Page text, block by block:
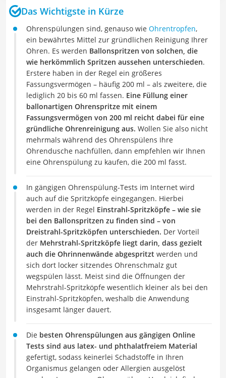
Das Wichtigste in Kürze
Ohrenspülungen sind, genauso wie Ohrentropfen,
ein bewährtes Mittel zur gründlichen Reinigung Ihrer
Ohren. Es werden Ballonspritzen von solchen, die
wie herkömmlich Spritzen aussehen unterschieden.
Erstere haben in der Regel ein größeres
Fassungsvermögen – häufig 200 ml – als zweitere, die
lediglich 20 bis 60 ml fassen. Eine Füllung einer
ballonartigen Ohrenspritze mit einem
Fassungsvermögen von 200 ml reicht dabei für eine
gründliche Ohrenreinigung aus. Wollen Sie also nicht
mehrmals während des Ohrenspülens Ihre
Ohrendusche nachfüllen, dann empfehlen wir Ihnen
eine Ohrenspülung zu kaufen, die 200 ml fasst.
In gängigen Ohrenspülung-Tests im Internet wird
auch auf die Spritzköpfe eingegangen. Hierbei
werden in der Regel Einstrahl-Spritzköpfe – wie sie
bei den Ballonspritzen zu finden sind – von
Dreistrahl-Spritzköpfen unterschieden. Der Vorteil
der Mehrstrahl-Spritzköpfe liegt darin, dass gezielt
auch die Ohrinnenwände abgespritzt werden und
sich dort locker sitzendes Ohrenschmalz gut
wegspülen lässt. Meist sind die Öffnungen der
Mehrstrahl-Spritzköpfe wesentlich kleiner als bei den
Einstrahl-Spritzköpfen, weshalb die Anwendung
insgesamt länger dauert.
Die besten Ohrenspülungen aus gängigen Online
Tests sind aus latex- und phthalatfreiem Material
gefertigt, sodass keinerlei Schadstoffe in Ihren
Organismus gelangen oder Allergien ausgelöst